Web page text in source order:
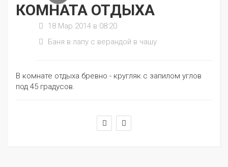
КОМНАТА ОТДЫХА
18 Мар 2014 в 08:20
Баня в лапу с верандой в чашу
В комнате отдыха бревно - кругляк с запилом углов
под 45 градусов.